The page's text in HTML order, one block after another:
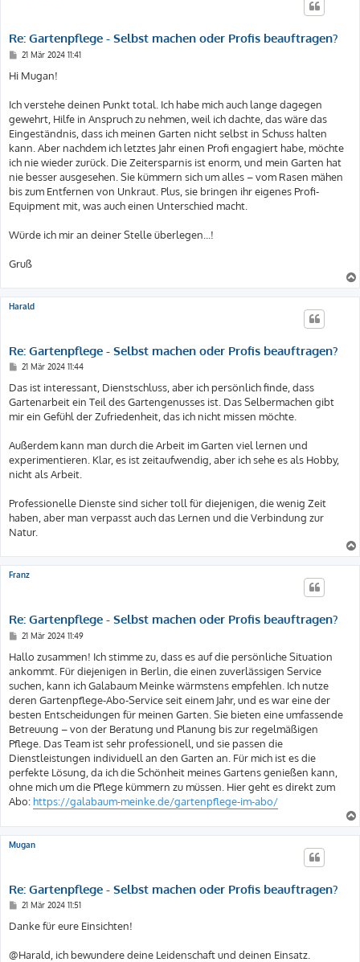
Re: Gartenpflege - Selbst machen oder Profis beauftragen?
B
i
t
a
g
21 Mär 2024 11:41
Hi Mugan!
Ich verstehe deinen Punkt total. Ich habe mich auch lange dagegen
gewehrt, Hilfe in Anspruch zu nehmen, weil ich dachte, das wäre das
Eingeständnis, dass ich meinen Garten nicht selbst in Schuss halten
kann. Aber nachdem ich letztes Jahr einen Profi engagiert habe, möchte
ich nie wieder zurück. Die Zeitersparnis ist enorm, und mein Garten hat
nie besser ausgesehen. Sie kümmern sich um alles – vom Rasen mähen
bis zum Entfernen von Unkraut. Plus, sie bringen ihr eigenes Profi-
Equipment mit, was auch einen Unterschied macht.
Würde ich mir an deiner Stelle überlegen...!
Gruß
Harald
Re: Gartenpflege - Selbst machen oder Profis beauftragen?
B
i
t
r
a
g
21 Mär 2024 11:44
Das ist interessant, Dienstschluss, aber ich persönlich finde, dass
Gartenarbeit ein Teil des Gartengenusses ist. Das Selbermachen gibt
mir ein Gefühl der Zufriedenheit, das ich nicht missen möchte.
Außerdem kann man durch die Arbeit im Garten viel lernen und
experimentieren. Klar, es ist zeitaufwendig, aber ich sehe es als Hobby,
nicht als Arbeit.
Professionelle Dienste sind sicher toll für diejenigen, die wenig Zeit
haben, aber man verpasst auch das Lernen und die Verbindung zur
Natur.
Franz
Re: Gartenpflege - Selbst machen oder Profis beauftragen?
B
i
t
r
a
g
21 Mär 2024 11:49
Hallo zusammen! Ich stimme zu, dass es auf die persönliche Situation
ankommt. Für diejenigen in Berlin, die einen zuverlässigen Service
suchen, kann ich Galabaum Meinke wärmstens empfehlen. Ich nutze
deren Gartenpflege-Abo-Service seit einem Jahr, und es war eine der
besten Entscheidungen für meinen Garten. Sie bieten eine umfassende
Betreuung – von der Beratung und Planung bis zur regelmäßigen
Pflege. Das Team ist sehr professionell, und sie passen die
Dienstleistungen individuell an den Garten an. Für mich ist es die
perfekte Lösung, da ich die Schönheit meines Gartens genießen kann,
ohne mich um die Pflege kümmern zu müssen. Hier geht es direkt zum
Abo: https://galabaum-meinke.de/gartenpflege-im-abo/
Mugan
Re: Gartenpflege - Selbst machen oder Profis beauftragen?
B
i
t
a
21 Mär 2024 11:51
Danke für eure Einsichten!
@Harald, ich bewundere deine Leidenschaft und deinen Einsatz.